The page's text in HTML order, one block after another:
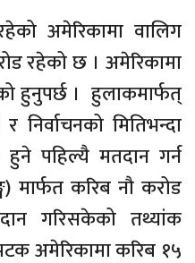
अमेरिकामा वालिग
रहेको छ । अमेरिकामा
हुनुपर्छ । हुलाकमार्फत्
निर्वाचनको मितिभन्दा
पहिल्यै मतदान गर्न
मार्फत करिब नौ करोड
गरिसकेको तथ्यांक
अमेरिकामा करिब १५